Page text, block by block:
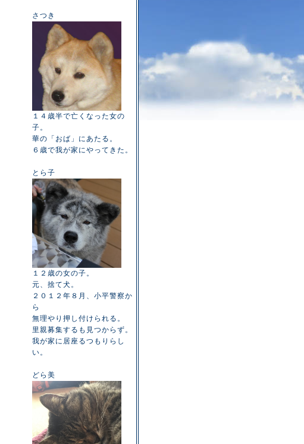
さつき
１４歳半で亡くなった女の
子。
華の「おば」にあたる。
６歳で我が家にやってきた。
とら子
１２歳の女の子。
元、捨て犬。
２０１２年８月、小平警察か
ら
無理やり押し付けられる。
里親募集するも見つからず。
我が家に居座るつもりらし
い。
どら美